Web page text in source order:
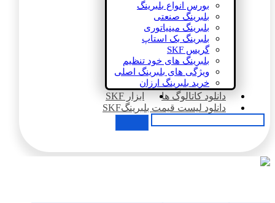
بورس انواع بلبرینگ
بلبرینگ صنعتی
بلبرینگ مینیاتوری
بلبرینگ بک استاپ
گریس SKF
بلبرینگ های خود تنظیم
ویژگی های بلبرینگ اصلی
خرید بلبرینگ ارزان
دانلود کاتالوگ ها
ابزار SKF
دانلود لیست قیمت بلبرینگSKF